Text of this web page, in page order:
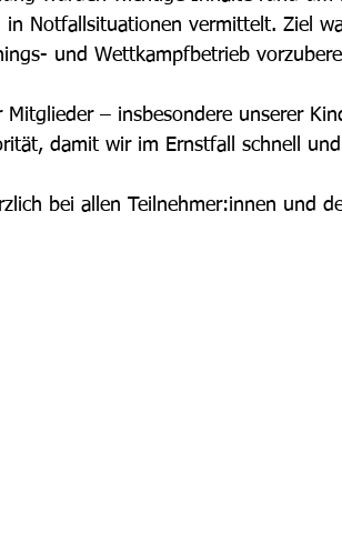
in Notfallsituationen vermittelt. Ziel
und Wettkampfbetrieb
Mitglieder – insbesondere unserer
damit wir im Ernstfall schnell
bei allen Teilnehmer:innen und